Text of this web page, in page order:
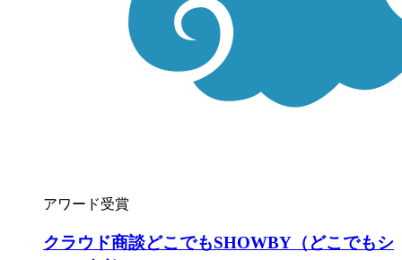
アワード受賞
クラウド商談どこでもSHOWBY（どこでもシ